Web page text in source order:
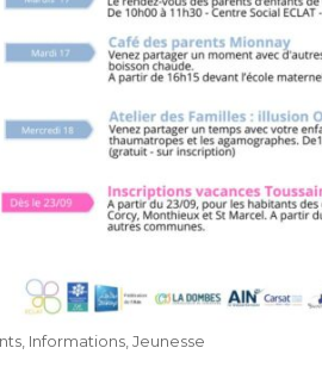
, Informations,Jeunesse